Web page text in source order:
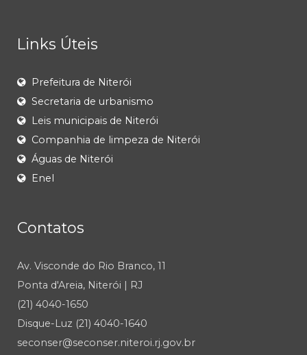
Links Úteis
Prefeitura de Niterói
Secretaria de urbanismo
Leis municipais de Niterói
Companhia de limpeza de Niterói
Águas de Niterói
Enel
Contatos
Av. Visconde do Rio Branco, 11
Ponta d'Areia, Niterói | RJ
(21) 4040-1650
Disque-Luz (21) 4040-1640
seconser@seconser.niteroi.rj.gov.br